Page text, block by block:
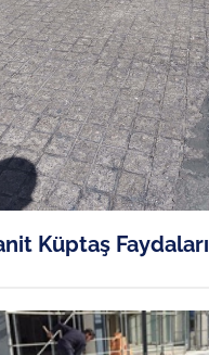
Küptaş Faydaları